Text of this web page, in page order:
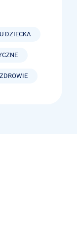
DZIECKA
ZDROWIE